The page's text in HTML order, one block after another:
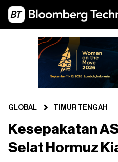
GLOBAL TIMUR TENGAH
Kesepakatan
Selat Hormuz